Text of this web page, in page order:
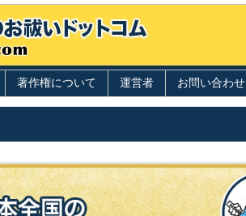
著作権について 運営者 お問い合わせ